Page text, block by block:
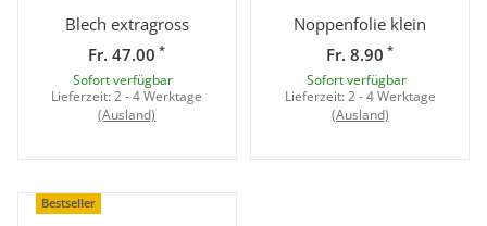
Blech extragross
Fr. 47.00 *
Sofort verfügbar
Lieferzeit:2 - 4 Werktage
(Ausland)
Noppenfolie klein
Fr. 8.90 *
Sofort verfügbar
Lieferzeit: 2 - 4 Werktage
(Ausland)
Bestseller